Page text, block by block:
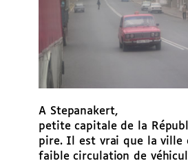
A Stepanakert,
petite capitale de la
pire. Il est vrai que la ville
faible circulation de